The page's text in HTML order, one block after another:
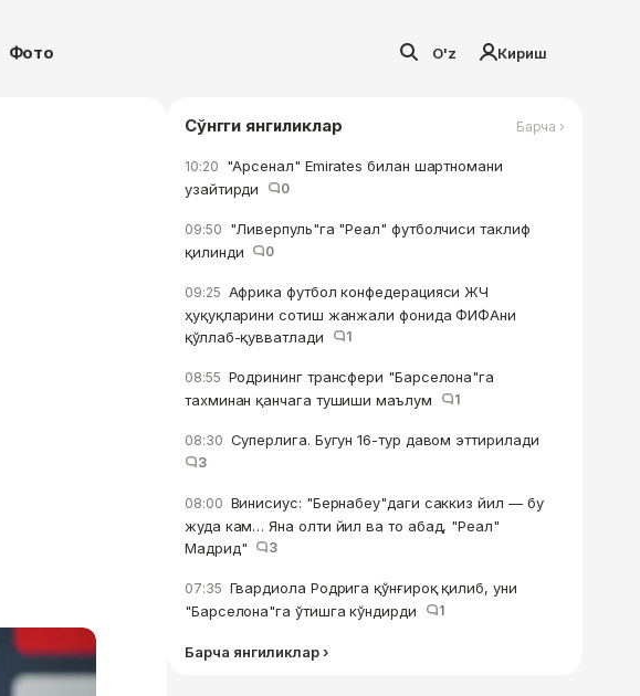
Фото O'z Кириш
Сўнгги янгиликлар Барча ›
10:20 "Арсенал" Emirates билан шартномани
узайтирди
0
09:50 "Ливерпуль"га "Реал" футболчиси таклиф
қилинди
0
09:25 Африка футбол конфедерацияси ЖЧ
ҳуқуқларини сотиш жанжали фонида ФИФАни
қўллаб-қувватлади
1
08:55 Родрининг трансфери "Барселона"га
тахминан қанчага тушиши маълум
1
08:30 Суперлига. Бугун 16-тур давом эттирилади
3
08:00 Винисиус: "Бернабеу"даги саккиз йил — бу
жуда кам… Яна олти йил ва то абад, "Реал"
Мадрид"
3
07:35 Гвардиола Родрига қўнғироқ қилиб, уни
"Барселона"га ўтишга кўндирди
1
Барча янгиликлар ›